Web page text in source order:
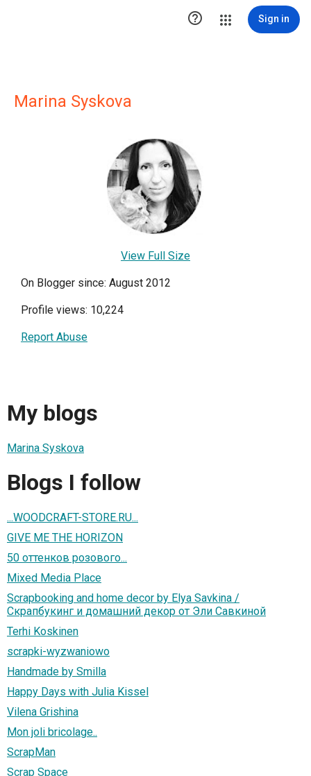
 Sign in
Marina Syskova
View Full Size
On Blogger since: August 2012
Profile views: 10,224
Report Abuse
My blogs
Marina Syskova
Blogs I follow
...WOODCRAFT-STORE.RU...
GIVE ME THE HORIZON
50 оттенков розового...
Mixed Media Place
Scrapbooking and home decor by Elya Savkina /
Скрапбукинг и домашний декор от Эли Савкиной
Terhi Koskinen
scrapki-wyzwaniowo
Handmade by Smilla
Happy Days with Julia Kissel
Vilena Grishina
Mon joli bricolage..
ScrapMan
Scrap Space